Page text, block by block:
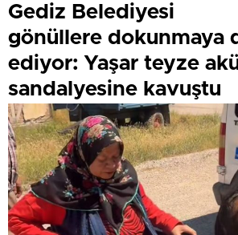
Gediz Belediyesi
gönüllere dokunmaya
ediyor: Yaşar teyze
sandalyesine kavuştu